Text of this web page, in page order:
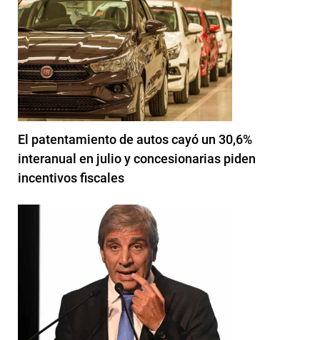
El patentamiento de autos cayó un 30,6%
interanual en julio y concesionarias piden
incentivos fiscales